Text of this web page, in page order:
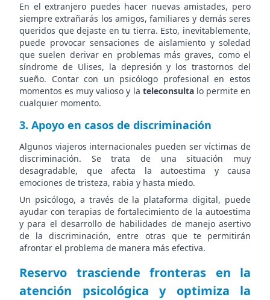
En el extranjero puedes hacer nuevas amistades, pero
siempre extrañarás los amigos, familiares y demás seres
queridos que dejaste en tu tierra. Esto, inevitablemente,
puede provocar sensaciones de aislamiento y soledad
que suelen derivar en problemas más graves, como el
síndrome de Ulises, la depresión y los trastornos del
sueño. Contar con un psicólogo profesional en estos
momentos es muy valioso y la teleconsulta lo permite en
cualquier momento.
3. Apoyo en casos de discriminación
Algunos viajeros internacionales pueden ser víctimas de
discriminación. Se trata de una situación muy
desagradable, que afecta la autoestima y causa
emociones de tristeza, rabia y hasta miedo.
Un psicólogo, a través de la plataforma digital, puede
ayudar con terapias de fortalecimiento de la autoestima
y para el desarrollo de habilidades de manejo asertivo
de la discriminación, entre otras que te permitirán
afrontar el problema de manera más efectiva.
Reservo trasciende fronteras en la
atención psicológica y optimiza la